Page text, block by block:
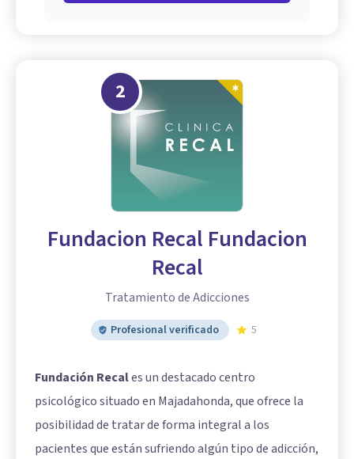
2
Fundacion Recal Fundacion
Recal
Tratamiento de Adicciones
Profesional verificado 5
Fundación Recales un destacado centro
psicológico situado en Majadahonda, que ofrece la
posibilidad de tratar de forma integral a los
pacientes que están sufriendo algún tipo de adicción,